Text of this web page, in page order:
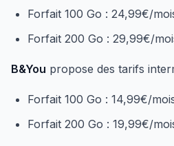
Forfait 100 Go : 24,99€/
Forfait 200 Go : 29,99€/
B&You propose des tarifs
Forfait 100 Go : 14,99€/
Forfait 200 Go : 19,99€/